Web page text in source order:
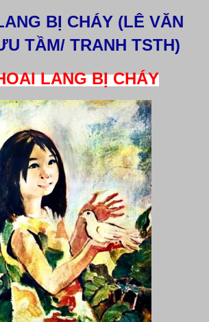
BỊ CHÁY (LÊ VĂN
TẦM/ TRANH TSTH)
LANG BỊ CHÁY